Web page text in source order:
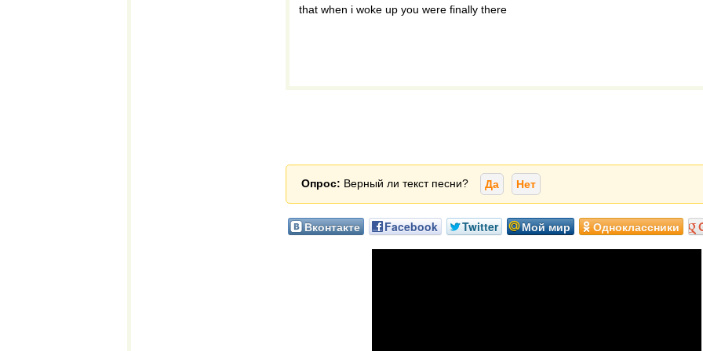
that when i woke up you were finally there
Опрос: Верный ли текст песни? Да Нет
Вконтакте Facebook Twitter Мой мир Одноклассники